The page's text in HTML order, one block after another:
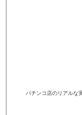
パチンコ店のリアルな